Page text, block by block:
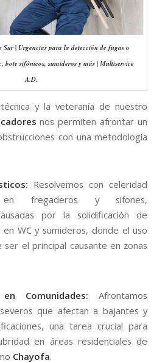
Sur | Urgencias para la detección de fugas o
bote sifónicos, sumideros y más | Multiservice
A.D.
y la veteranía de nuestro
nos permiten afrontar un
con una metodología
Resolvemos con celeridad
en fregaderos y sifones,
por la solidificación de
en WC y sumideros, donde el uso
ser el principal causante en zonas
Comunidades: Afrontamos
que afectan a bajantes y
una tarea crucial para
en áreas residenciales de
Chayofa.